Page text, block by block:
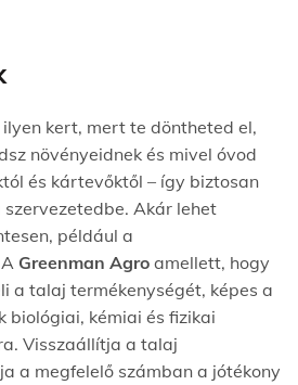
kert, mert te döntheted el,
növényeidnek és mivel óvod
és kártevőktől – így biztosan
Akár lehet
például a
Greenman Agro amellett, hogy
a talaj termékenységét, képes a
biológiai, kémiai és fizikai
Visszaállítja a talaj
a megfelelő számban a jótékony